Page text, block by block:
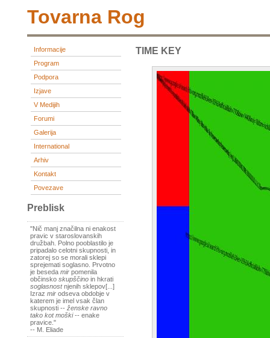
Tovarna Rog
Informacije
Program
Podpora
Izjave
V Medijih
Forumi
Galerija
International
Arhiv
Kontakt
Povezave
Preblisk
"Nič manj značilna ni enakost
pravic v staroslovanskih
družbah. Polno pooblastilo je
pripadalo celotni skupnosti, in
zatorej so se morali sklepi
sprejemati soglasno. Prvotno
je beseda mir pomenila
občinsko skupščino in hkrati
soglasnostnjenih sklepov[...]
Izraz mir odseva obdobje v
katerem je imel vsak član
skupnosti -- ženske ravno
tako kot moški-- enake
pravice."
-- M. Eliade
TIME KEY